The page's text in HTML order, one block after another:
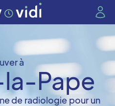
à
Pape
de radiologie pour un